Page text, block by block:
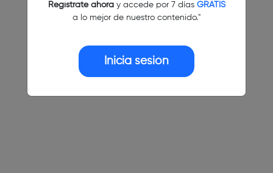
Regístrate ahoray accede por 7 días GRATIS
a lo mejor de nuestro contenido."
Inicia sesión